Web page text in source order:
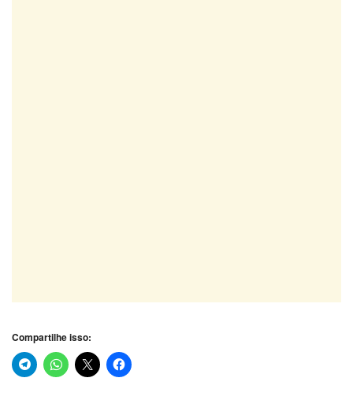
Compartilhe isso: